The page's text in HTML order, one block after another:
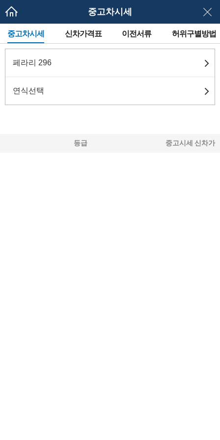
중고차시세
메
뉴
네
이
션
중고차시세 신차가격표 이전서류 허위구별방법
페라리 296
연식선택
등급 중고시세 신차가